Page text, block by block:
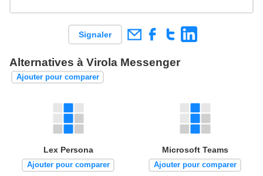
Signaler
Alternatives à Virola Messenger
Ajouter pour comparer
Lex Persona
Ajouter pour comparer
Microsoft Teams
Ajouter pour comparer